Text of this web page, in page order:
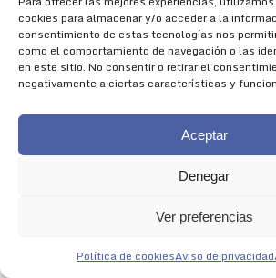
cookies para almacenar y/o acceder a la
consentimiento de estas tecnologías nos
como el comportamiento de navegación o las
en este sitio. No consentir o retirar el
negativamente a ciertas características y
Aceptar
Denegar
Ver preferencias
Política de cookiesAviso de privacidad
NACIDA PARA IMPRESIONAR